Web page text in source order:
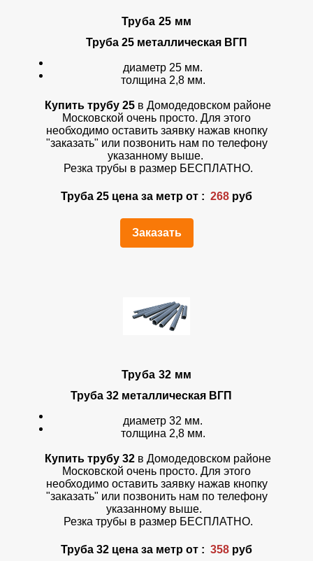
Труба 25 мм
Труба 25 металлическая ВГП
диаметр 25 мм.
толщина 2,8 мм.
Купить трубу 25 в Домодедовском районе
Московской очень просто. Для этого
необходимо оставить заявку нажав кнопку
"заказать" или позвонить нам по телефону
указанному выше.
Резка трубы в размер БЕСПЛАТНО.
Труба 25 цена за метр от : 268 руб
Заказать
Труба 32 мм
Труба 32 металлическая ВГП
диаметр 32 мм.
толщина 2,8 мм.
Купить трубу 32 в Домодедовском районе
Московской очень просто. Для этого
необходимо оставить заявку нажав кнопку
"заказать" или позвонить нам по телефону
указанному выше.
Резка трубы в размер БЕСПЛАТНО.
Труба 32 цена за метр от : 358 руб